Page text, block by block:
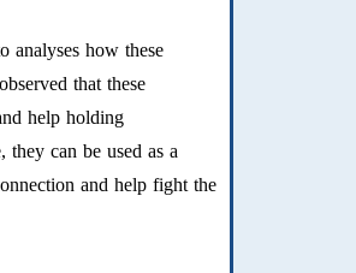
analyses how these
that these
help holding
they can be used as a
and help fight the